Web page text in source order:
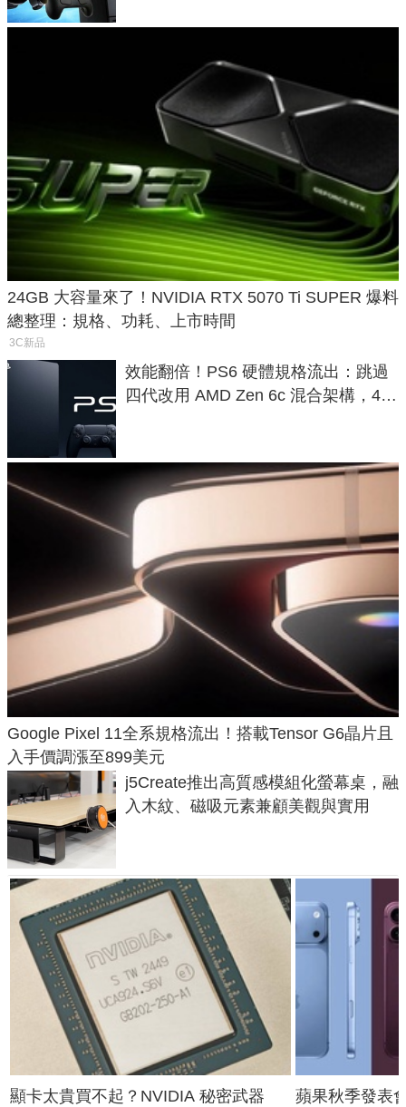
24GB 大容量來了！NVIDIA RTX 5070 Ti SUPER 爆料
總整理：規格、功耗、上市時間
3C新品
效能翻倍！PS6 硬體規格流出：跳過
四代改用 AMD Zen 6c 混合架構，4K
Google Pixel 11全系規格流出！搭載Tensor G6晶片且
入手價調漲至899美元
j5Create推出高質感模組化螢幕桌，融
入木紋、磁吸元素兼顧美觀與實用
顯卡太貴買不起？NVIDIA 秘密武器
蘋果秋季發表